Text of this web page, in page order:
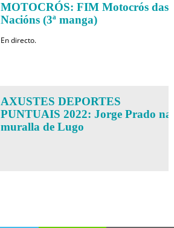
MOTOCRÓS: FIM Motocrós das
Nacións (3ª manga)
En directo.
AXUSTES DEPORTES
PUNTUAIS 2022: Jorge Prado na
muralla de Lugo